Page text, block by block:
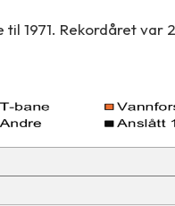
1971. Rekordåret